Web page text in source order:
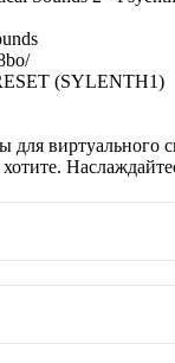
(SYLENTH1)
для виртуального